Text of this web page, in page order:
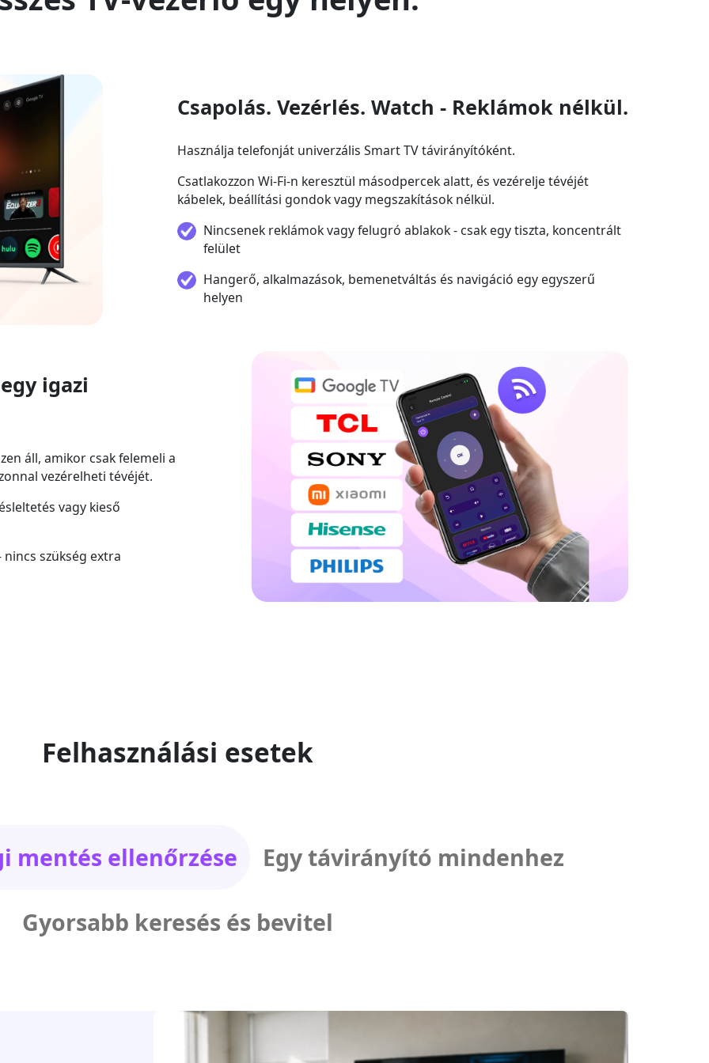
Csapolás. Vezérlés. Watch - Reklámok nélkül.
Használja telefonját univerzális Smart TV távirányítóként.
Csatlakozzon Wi-Fi-n keresztül másodpercek alatt, és vezérelje tévéjét
kábelek, beállítási gondok vagy megszakítások nélkül.
Nincsenek reklámok vagy felugró ablakok - csak egy tiszta, koncentrált
felület
Hangerő, alkalmazások, bemenetváltás és navigáció egy egyszerű
helyen
igazi
áll, amikor csak felemeli a
vezérelheti tévéjét.
vagy kieső
szükség extra
Felhasználási esetek
mentés ellenőrzése Egy távirányító mindenhez
Gyorsabb keresés és bevitel